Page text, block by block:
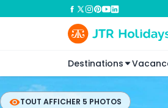
Destinations
TOUT AFFICHER 5 PHOTOS